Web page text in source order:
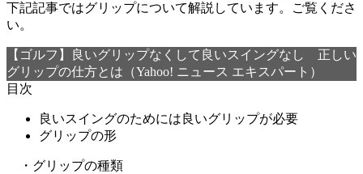
下記記事ではグリップについて解説しています。ご覧くださ
い。
【ゴルフ】良いグリップなくして良いスイングなし 正しい
グリップの仕方とは（Yahoo! ニュース エキスパート）
目次
良いスイングのためには良いグリップが必要
グリップの形
・グリップの種類